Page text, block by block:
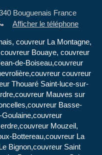
Bouguenais France
Afficher le téléphone
couvreur La Montagne,
Bouaye, couvreur
de-Boiseau,couvreur
couvreur
Thouaré Saint-luce-sur-
Mauves sur
Basse-
Mouzeil,
Bottereau,couvreur La
Bignon,couvreur Saint